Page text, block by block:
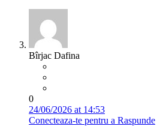
Bîrjac Dafina
0
24/06/2026 at 14:53
Conecteaza-te pentru a Raspunde